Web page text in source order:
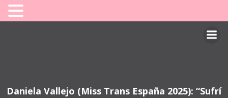
Daniela Vallejo (Miss Trans España 2025): “Sufrí